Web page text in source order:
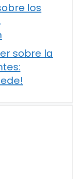
los
sobre la